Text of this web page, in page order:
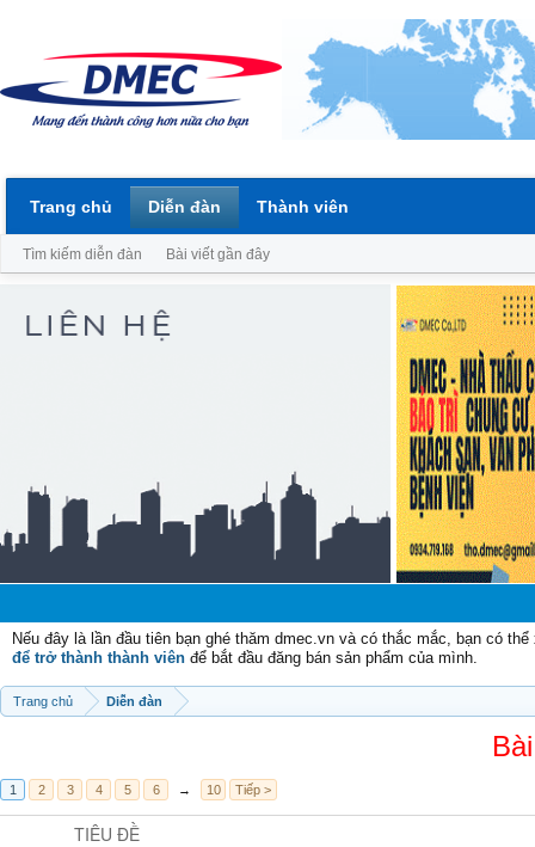
Nếu đây là lần đầu tiên bạn ghé thăm dmec.vn và có thắc mắc, bạn có
để trở thành thành viên để bắt đầu đăng bán sản phẩm của mình.
Trang chủ Diễn đàn
1 2 3 4 5 6 → 10 Tiếp >
TIÊU ĐỀ
Trang chủ Diễn đàn
Tìm kiếm diễn đàn Bài viết gần đây
Thành viên